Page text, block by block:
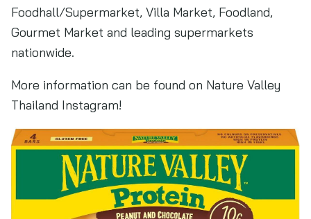
Foodhall/Supermarket, Villa Market, Foodland,
Gourmet Market and leading supermarkets
nationwide.
More information can be found on Nature Valley
Thailand Instagram!